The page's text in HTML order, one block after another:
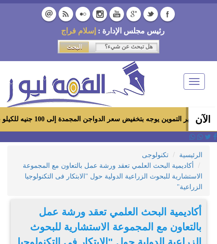
رئيس مجلس الإدارة : إسلام فراج
Toggle
navigation
الآن
التموين يوجه بتخفيض سعر الدواجن المجمدة إلى 100 جنيه للكيلو بالمجمعات الاستهلاكية ومعارض «أهلاً رمضان»
الرئيسية
تكنولوجى
أكاديمية البحث العلمي تعقد ورشة عمل بالتعاون مع المجموعة
الاستشارية للبحوث الزراعية الدولية حول "الابتكار فى التكنولوجيا
الزراعية"
أكاديمية البحث العلمي تعقد ورشة عمل
بالتعاون مع المجموعة الاستشارية للبحوث